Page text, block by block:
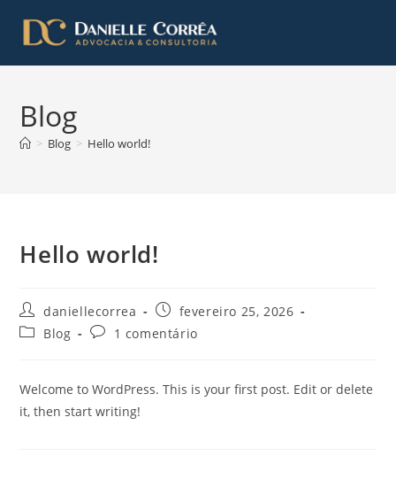
Blog
> Blog > Hello world!
Hello world!
daniellecorrea
fevereiro 25, 2026
Blog
1 comentário
Welcome to WordPress. This is your first post. Edit or delete
it, then start writing!